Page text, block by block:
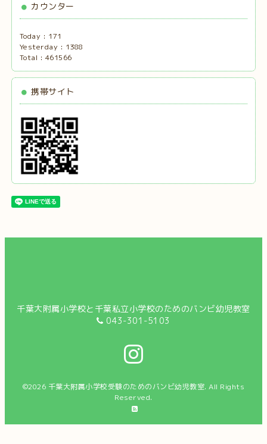
カウンター
Today : 171
Yesterday : 1388
Total : 461566
携帯サイト
千葉大附属小学校と千葉私立小学校のためのバンビ幼児教室
043-301-5103
©2026 千葉大附属小学校受験のためのバンビ幼児教室. All Rights
Reserved.